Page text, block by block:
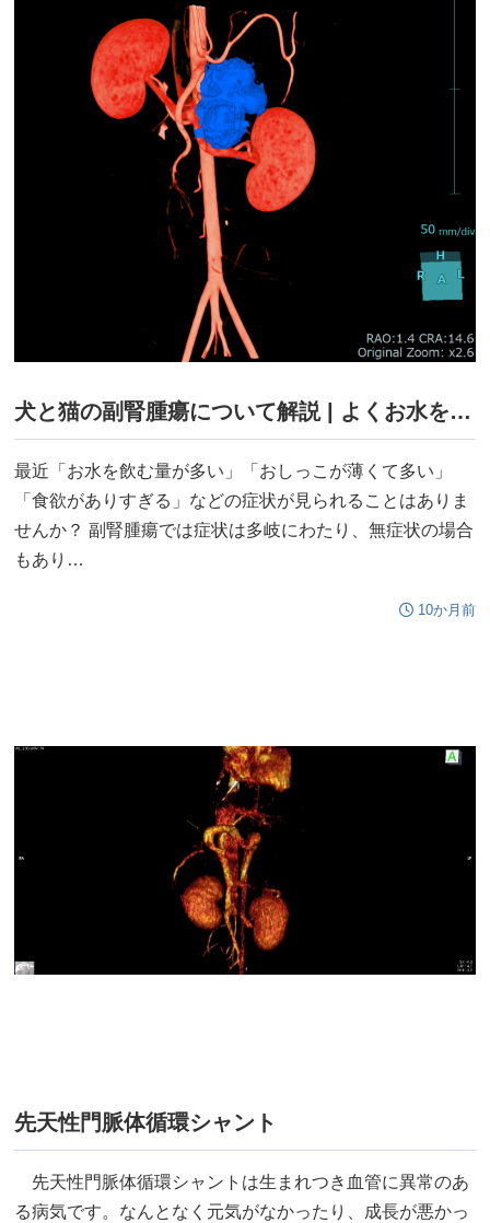
犬と猫の副腎腫瘍について解説 | よくお水を飲む、尿が薄くて多いは病気の初期症状かも！？
最近「お水を飲む量が多い」「おしっこが薄くて多い」
「食欲がありすぎる」などの症状が見られることはありま
せんか？ 副腎腫瘍では症状は多岐にわたり、無症状の場合
もあり…
10か月前
先天性門脈体循環シャント
先天性門脈体循環シャントは生まれつき血管に異常のあ
る病気です。なんとなく元気がなかったり、成長が悪かっ